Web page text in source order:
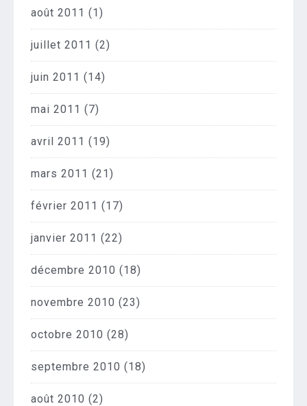
août 2011 (1)
juillet 2011 (2)
juin 2011 (14)
mai 2011 (7)
avril 2011 (19)
mars 2011 (21)
février 2011 (17)
janvier 2011 (22)
décembre 2010 (18)
novembre 2010 (23)
octobre 2010 (28)
septembre 2010 (18)
août 2010 (2)